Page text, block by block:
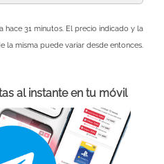
31 minutos. El precio indicado y la
la misma puede variar desde entonces.
al instante en tu móvil